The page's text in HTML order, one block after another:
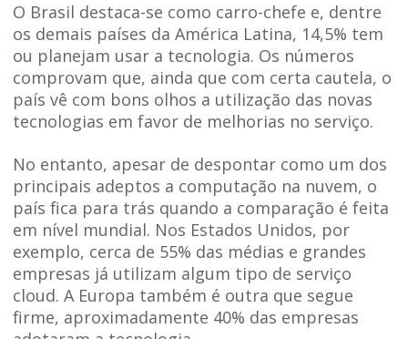
O Brasil destaca-se como carro-chefe e, dentre
os demais países da América Latina, 14,5% tem
ou planejam usar a tecnologia. Os números
comprovam que, ainda que com certa cautela, o
país vê com bons olhos a utilização das novas
tecnologias em favor de melhorias no serviço.
No entanto, apesar de despontar como um dos
principais adeptos a computação na nuvem, o
país fica para trás quando a comparação é feita
em nível mundial. Nos Estados Unidos, por
exemplo, cerca de 55% das médias e grandes
empresas já utilizam algum tipo de serviço
cloud. A Europa também é outra que segue
firme, aproximadamente 40% das empresas